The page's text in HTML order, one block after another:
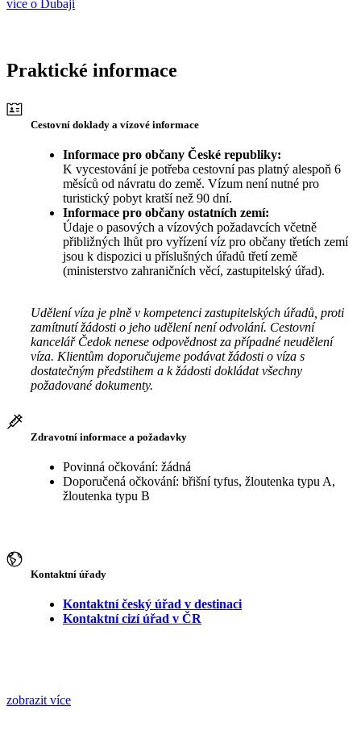
více o Dubaji
Praktické informace
Cestovní doklady a vízové informace
Informace pro občany České republiky:
K vycestování je potřeba cestovní pas platný alespoň 6
měsíců od návratu do země. Vízum není nutné pro
turistický pobyt kratší než 90 dní.
Informace pro občany ostatních zemí:
Údaje o pasových a vízových požadavcích včetně
přibližných lhůt pro vyřízení víz pro občany třetích zemí
jsou k dispozici u příslušných úřadů třetí země
(ministerstvo zahraničních věcí, zastupitelský úřad).
Udělení víza je plně v kompetenci zastupitelských úřadů, proti
zamítnutí žádosti o jeho udělení není odvolání. Cestovní
kancelář Čedok nenese odpovědnost za případné neudělení
víza. Klientům doporučujeme podávat žádosti o víza s
dostatečným předstihem a k žádosti dokládat všechny
požadované dokumenty.
Zdravotní informace a požadavky
Povinná očkování: žádná
Doporučená očkování: břišní tyfus, žloutenka typu A,
žloutenka typu B
Kontaktní úřady
Kontaktní český úřad v destinaci
Kontaktní cizí úřad v ČR
zobrazit více